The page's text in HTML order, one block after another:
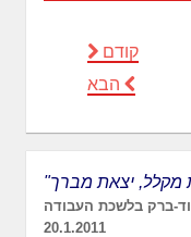
קודם
הבא
ברק בלשכת העבודה
20.1.2011